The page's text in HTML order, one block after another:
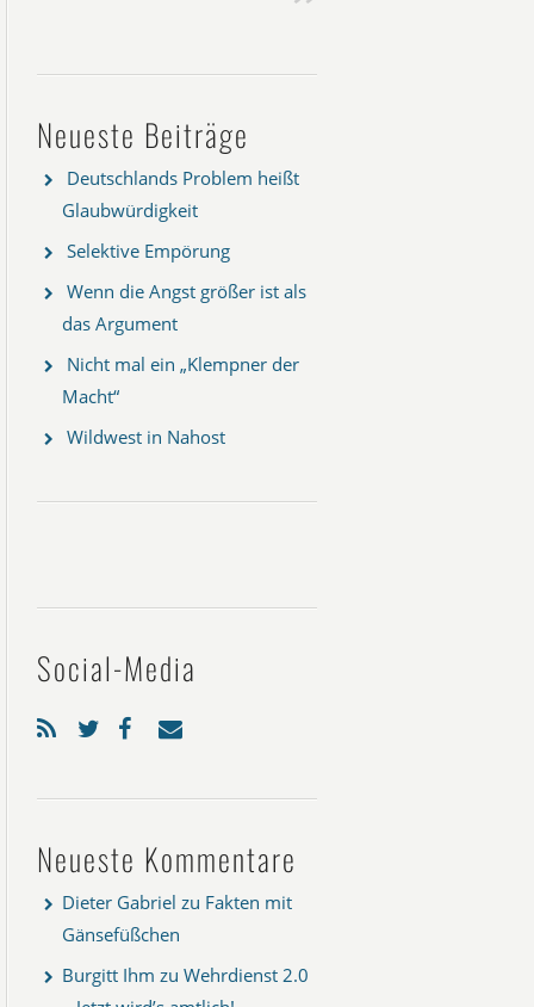
Neueste Beiträge
Deutschlands Problem heißt
Glaubwürdigkeit
Selektive Empörung
Wenn die Angst größer ist als
das Argument
Nicht mal ein „Klempner der
Macht“
Wildwest in Nahost
Social-Media
Neueste Kommentare
Dieter Gabriel zu Fakten mit
Gänsefüßchen
Burgitt Ihm zu Wehrdienst 2.0